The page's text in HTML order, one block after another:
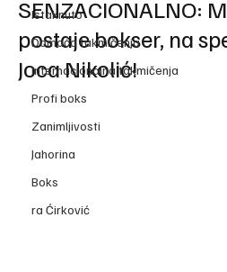
Istaknuto
Domaća takmičenja
Internacionalna takmičenja
Profi boks
Zanimljivosti
Jahorina
Boks
ra Ćirković
SENZACIONALNO:
postaje bokser, na
Joca Nikolić!